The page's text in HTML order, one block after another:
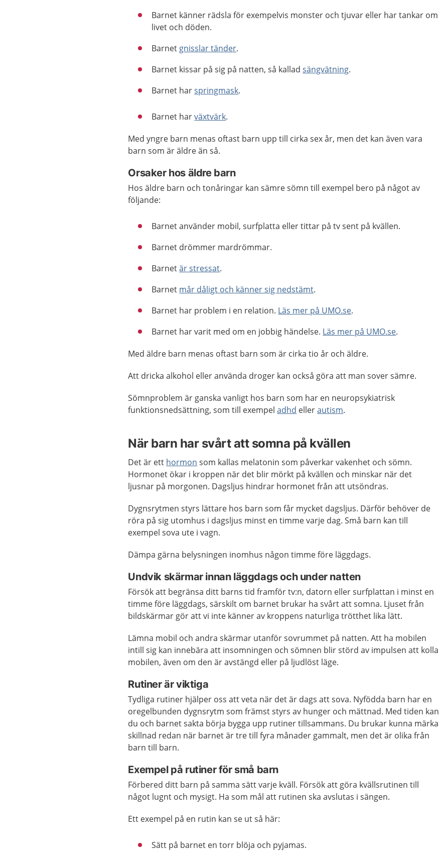
Barnet känner rädsla för exempelvis monster och tjuvar eller har tankar om
livet och döden.
Barnet gnisslar tänder.
Barnet kissar på sig på natten, så kalladsängvätning.
Barnet harspringmask.
Barnet harväxtvärk.
Med yngre barn menas oftast barn upp till cirka sex år, men det kan även vara
barn som är äldre än så.
Orsaker hos äldre barn
Hos äldre barn och tonåringar kan sämre sömn till exempel bero på något av
följande:
Barnet använder mobil, surfplatta eller tittar på tv sent på kvällen.
Barnet drömmer mardrömmar.
Barnetär stressat.
Barnet mår dåligt och känner sig nedstämt.
Barnet har problem i en relation. Läs mer på UMO.se.
Barnet har varit med om en jobbig händelse. Läs mer på UMO.se.
Med äldre barn menas oftast barn som är cirka tio år och äldre.
Att dricka alkohol eller använda droger kan också göra att man sover sämre.
Sömnproblem är ganska vanligt hos barn som har en neuropsykiatrisk
funktionsnedsättning, som till exempeladhd ellerautism.
När barn har svårt att somna på kvällen
Det är ett hormon som kallas melatonin som påverkar vakenhet och sömn.
Hormonet ökar i kroppen när det blir mörkt på kvällen och minskar när det
ljusnar på morgonen. Dagsljus hindrar hormonet från att utsöndras.
Dygnsrytmen styrs lättare hos barn som får mycket dagsljus. Därför behöver de
röra på sig utomhus i dagsljus minst en timme varje dag. Små barn kan till
exempel sova ute i vagn.
Dämpa gärna belysningen inomhus någon timme före läggdags.
Undvik skärmar innan läggdags och under natten
Försök att begränsa ditt barns tid framför tv:n, datorn eller surfplattan i minst en
timme före läggdags, särskilt om barnet brukar ha svårt att somna. Ljuset från
bildskärmar gör att vi inte känner av kroppens naturliga trötthet lika lätt.
Lämna mobil och andra skärmar utanför sovrummet på natten. Att ha mobilen
intill sig kan innebära att insomningen och sömnen blir störd av impulsen att kolla
mobilen, även om den är avstängd eller på ljudlöst läge.
Rutiner är viktiga
Tydliga rutiner hjälper oss att veta när det är dags att sova. Nyfödda barn har en
oregelbunden dygnsrytm som främst styrs av hunger och mättnad. Med tiden kan
du och barnet sakta börja bygga upp rutiner tillsammans. Du brukar kunna märka
skillnad redan när barnet är tre till fyra månader gammalt, men det är olika från
barn till barn.
Exempel på rutiner för små barn
Förbered ditt barn på samma sätt varje kväll. Försök att göra kvällsrutinen till
något lugnt och mysigt. Ha som mål att rutinen ska avslutas i sängen.
Ett exempel på en rutin kan se ut så här:
Sätt på barnet en torr blöja och pyjamas.